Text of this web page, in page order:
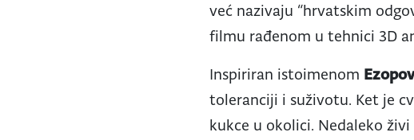
već nazivaju “hrvatskim
filmu rađenom u tehnici 3D
Inspiriran istoimenom
toleranciji i suživotu. Ket je
kukce u okolici. Nedaleko